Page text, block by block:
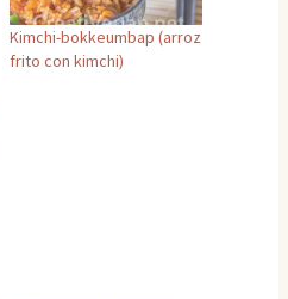
Kimchi-bokkeumbap (arroz
frito con kimchi)